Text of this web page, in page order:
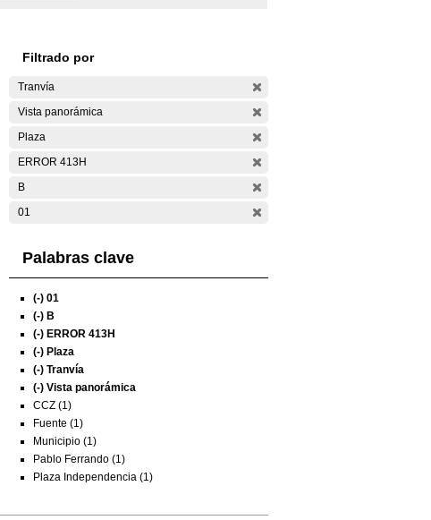
Filtrado por
Tranvía
Vista panorámica
Plaza
ERROR 413H
B
01
Palabras clave
(-) 01
(-) B
(-) ERROR 413H
(-) Plaza
(-) Tranvía
(-) Vista panorámica
CCZ (1)
Fuente (1)
Municipio (1)
Pablo Ferrando (1)
Plaza Independencia (1)